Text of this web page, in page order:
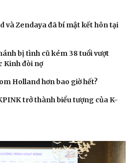
và Zendaya đã bí mật kết hôn tại
bị tình cũ kém 38 tuổi vượt
Kinh đòi nợ
Holland hơn bao giờ hết?
trở thành biểu tượng của K-